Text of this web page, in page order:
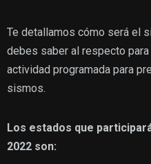
Te detallamos cómo será el
debes saber al respecto
actividad programada para
sismos.
Los estados que
2022 son: